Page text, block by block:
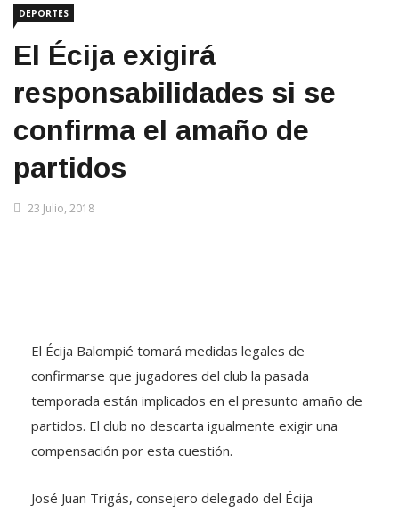
DEPORTES
El Écija exigirá
responsabilidades si se
confirma el amaño de
partidos
23 Julio, 2018
El Écija Balompié tomará medidas legales de
confirmarse que jugadores del club la pasada
temporada están implicados en el presunto amaño de
partidos. El club no descarta igualmente exigir una
compensación por esta cuestión.
José Juan Trigás, consejero delegado del Écija